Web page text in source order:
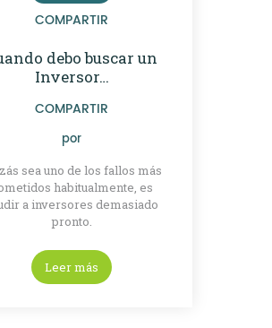
COMPARTIR
debo buscar un
Inversor…
COMPARTIR
por
sea uno de los fallos más
habitualmente, es
a inversores demasiado
pronto.
Leer más